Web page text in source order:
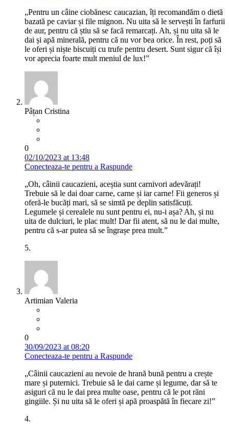
„Pentru un câine ciobănesc caucazian, îți recomandăm o dietă
bazată pe caviar și file mignon. Nu uita să le servești în farfurii
de aur, pentru că știu să se facă remarcați. Ah, și nu uita să le
dai și apă minerală, pentru că nu vor bea orice. În rest, poți să
le oferi și niște biscuiți cu trufe pentru desert. Sunt sigur că își
vor aprecia foarte mult meniul de lux!”
Pâțan Cristina
0
02/10/2023 at 13:48
Conecteaza-te pentru a Raspunde
„Oh, câinii caucazieni, aceștia sunt carnivori adevărați!
Trebuie să le dai doar carne, carne și iar carne! Fii generos și
oferă-le bucăți mari, să se simtă pe deplin satisfăcuți.
Legumele și cerealele nu sunt pentru ei, nu-i așa? Ah, și nu
uita de dulciuri, le plac mult! Dar fii atent, să nu le dai multe,
pentru că s-ar putea să se îngrașe prea mult.”
5.
Artimian Valeria
0
30/09/2023 at 08:20
Conecteaza-te pentru a Raspunde
„Câinii caucazieni au nevoie de hrană bună pentru a crește
mare și puternici. Trebuie să le dai carne și legume, dar să te
asiguri că nu le dai prea multe oase, pentru că le pot răni
gingiile. Și nu uita să le oferi și apă proaspătă în fiecare zi!”
4.